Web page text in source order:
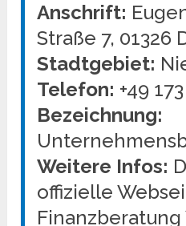
Anschrift:
Straße 7, 01326
Stadtgebiet:
Telefon: +49
Bezeichnung:
Weitere Infos:
offizielle
Finanzberatung